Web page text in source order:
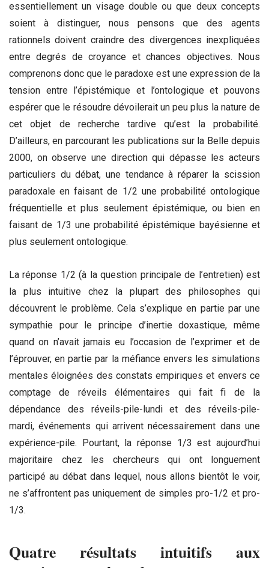
essentiellement un visage double ou que deux concepts
soient à distinguer, nous pensons que des agents
rationnels doivent craindre des divergences inexpliquées
entre degrés de croyance et chances objectives. Nous
comprenons donc que le paradoxe est une expression de la
tension entre l’épistémique et l’ontologique et pouvons
espérer que le résoudre dévoilerait un peu plus la nature de
cet objet de recherche tardive qu’est la probabilité.
D’ailleurs, en parcourant les publications sur la Belle depuis
2000, on observe une direction qui dépasse les acteurs
particuliers du débat, une tendance à réparer la scission
paradoxale en faisant de 1/2 une probabilité ontologique
fréquentielle et plus seulement épistémique, ou bien en
faisant de 1/3 une probabilité épistémique bayésienne et
plus seulement ontologique.
La réponse 1/2 (à la question principale de l’entretien) est
la plus intuitive chez la plupart des philosophes qui
découvrent le problème. Cela s’explique en partie par une
sympathie pour le principe d’inertie doxastique, même
quand on n’avait jamais eu l’occasion de l’exprimer et de
l’éprouver, en partie par la méfiance envers les simulations
mentales éloignées des constats empiriques et envers ce
comptage de réveils élémentaires qui fait fi de la
dépendance des réveils-pile-lundi et des réveils-pile-
mardi, événements qui arrivent nécessairement dans une
expérience-pile. Pourtant, la réponse 1/3 est aujourd’hui
majoritaire chez les chercheurs qui ont longuement
participé au débat dans lequel, nous allons bientôt le voir,
ne s’affrontent pas uniquement de simples pro-1/2 et pro-
1/3.
Quatre résultats intuitifs aux